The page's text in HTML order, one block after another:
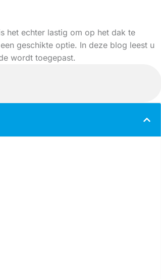
het echter lastig om op het dak te
geschikte optie. In deze blog leest u
wordt toegepast.